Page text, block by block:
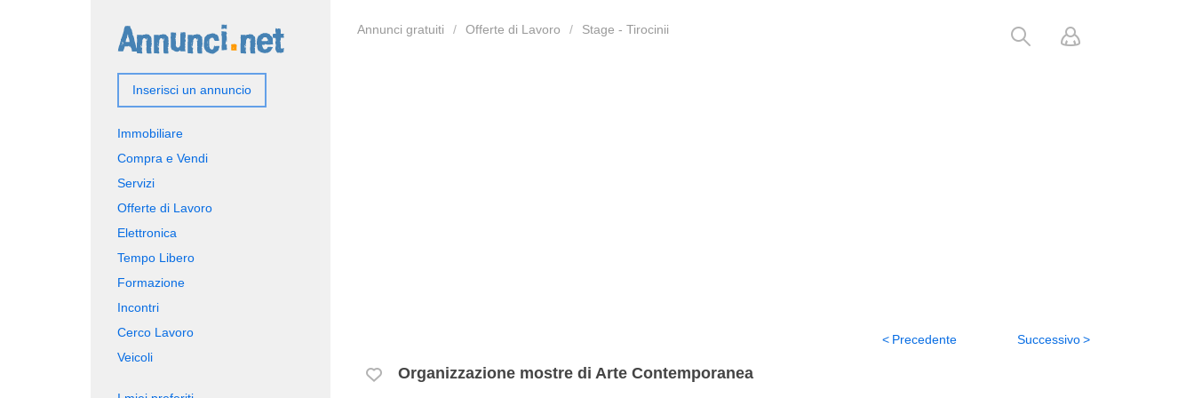
Annunci gratuiti Offerte di Lavoro Stage - Tirocinii
Organizzazione mostre di Arte Contemporanea
Precedente Successivo
Inserisci un annuncio
Immobiliare
Compra e Vendi
Servizi
Offerte di Lavoro
Elettronica
Tempo Libero
Formazione
Incontri
Cerco Lavoro
Veicoli